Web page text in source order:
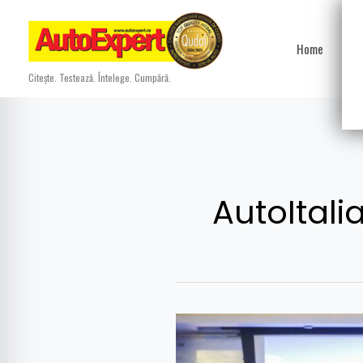
content
Citește. Testează. Întelege. Cumpără.
Home
AutoItalia
Marca
Chery